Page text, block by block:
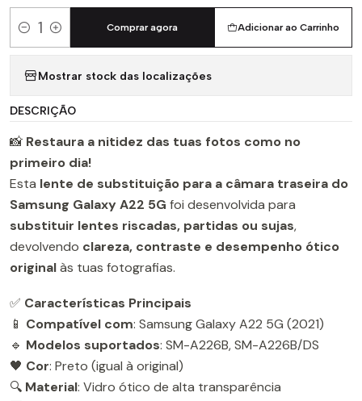
Quantidade
Adicionar ao Carrinho
Comprar agora
Mostrar stock das localizações
DESCRIÇÃO
📸 Restaura a nitidez das tuas fotos como no
primeiro dia!
Esta lente de substituição para a câmara traseira do
Samsung Galaxy A22 5G foi desenvolvida para
substituir lentes riscadas, partidas ou sujas,
devolvendo clareza, contraste e desempenho ótico
originalàs tuas fotografias.
✅ Características Principais
📱 Compatível com: Samsung Galaxy A22 5G (2021)
🔹 Modelos suportados: SM-A226B, SM-A226B/DS
🖤 Cor: Preto (igual à original)
🔍 Material: Vidro ótico de alta transparência